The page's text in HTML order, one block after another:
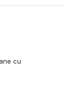
cu